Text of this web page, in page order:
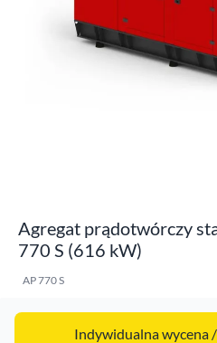
Agregat prądotwórczy
770 S (616 kW)
AP 770 S
Indywidualna wycena